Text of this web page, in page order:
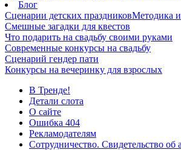
Блог
Сценарии детских праздниковМетодика
Смешные загадки для квестов
Что подарить на свадьбу своими руками
Современные конкурсы на свадьбу
Сценарий гендер пати
Конкурсы на вечеринку для взрослых
В Тренде!
Детали слота
О сайте
Ошибка 404
Рекламодателям
Сотрудничество. Свидетельство об